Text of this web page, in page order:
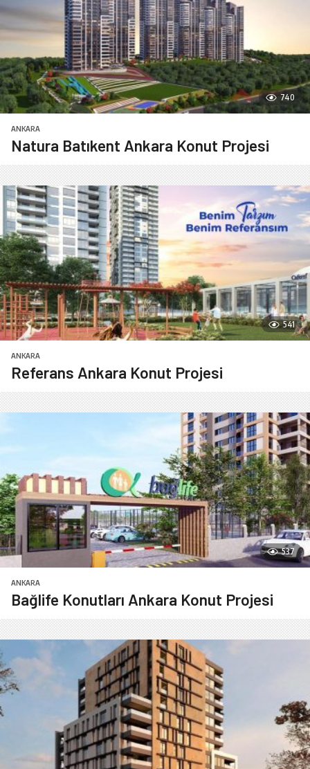
740
ANKARA
Natura Batıkent Ankara Konut Projesi
541
ANKARA
Referans Ankara Konut Projesi
537
ANKARA
Bağlife Konutları Ankara Konut Projesi